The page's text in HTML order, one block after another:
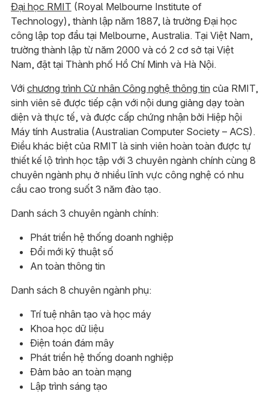
Đại học RMIT (Royal Melbourne Institute of
Technology), thành lập năm 1887, là trường Đại học
công lập top đầu tại Melbourne, Australia. Tại Việt Nam,
trường thành lập từ năm 2000 và có 2 cơ sở tại Việt
Nam, đặt tại Thành phố Hồ Chí Minh và Hà Nội.
Với chương trình Cử nhân Công nghệ thông tin của RMIT,
sinh viên sẽ được tiếp cận với nội dung giảng dạy toàn
diện và thực tế, và được cấp chứng nhận bởi Hiệp hội
Máy tính Australia (Australian Computer Society – ACS).
Điều khác biệt của RMIT là sinh viên hoàn toàn được tự
thiết kế lộ trình học tập với 3 chuyên ngành chính cùng 8
chuyên ngành phụ ở nhiều lĩnh vực công nghệ có nhu
cầu cao trong suốt 3 năm đào tạo.
Danh sách 3 chuyên ngành chính:
Phát triển hệ thống doanh nghiệp
Đổi mới kỹ thuật số
An toàn thông tin
Danh sách 8 chuyên ngành phụ:
Trí tuệ nhân tạo và học máy
Khoa học dữ liệu
Điện toán đám mây
Phát triển hệ thống doanh nghiệp
Đảm bảo an toàn mạng
Lập trình sáng tạo